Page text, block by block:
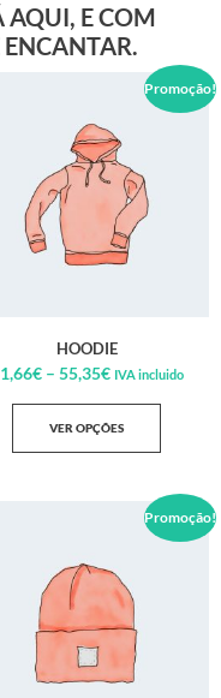
AQUI, E COM
ENCANTAR.
Promoção!
HOODIE
€ – 55,35€ IVA incluido
VER OPÇÕES
Promoção!